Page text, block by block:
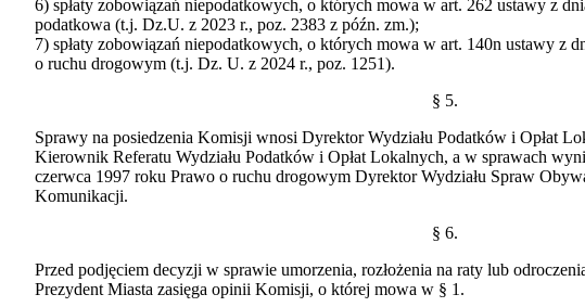
6) spłaty zobowiązań niepodatkowych, o których mowa w art. 262 ustawy z
podatkowa (t.j. Dz.U. z 2023 r., poz. 2383 z późn. zm.);
7) spłaty zobowiązań niepodatkowych, o których mowa w art. 140n ustawy z
o ruchu drogowym (t.j. Dz. U. z 2024 r., poz. 1251).
§ 5.
Sprawy na posiedzenia Komisji wnosi Dyrektor Wydziału Podatków i Opłat
Kierownik Referatu Wydziału Podatków i Opłat Lokalnych, a w sprawach
czerwca 1997 roku Prawo o ruchu drogowym Dyrektor Wydziału Spraw
Komunikacji.
§ 6.
Przed podjęciem decyzji w sprawie umorzenia, rozłożenia na raty lub
Prezydent Miasta zasięga opinii Komisji, o której mowa w § 1.